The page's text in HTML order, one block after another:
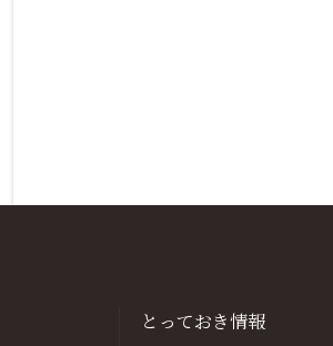
とっておき情報